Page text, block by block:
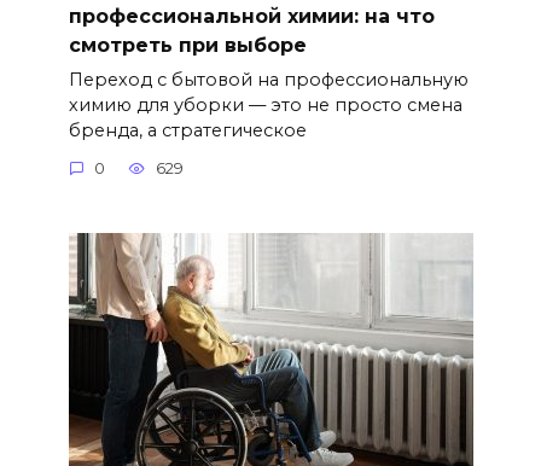
профессиональной химии: на что
смотреть при выборе
Переход с бытовой на профессиональную
химию для уборки — это не просто смена
бренда, а стратегическое
0 629